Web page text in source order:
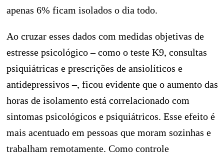
apenas 6% ficam isolados o dia todo.
Ao cruzar esses dados com medidas objetivas de
estresse psicológico – como o teste K9, consultas
psiquiátricas e prescrições de ansiolíticos e
antidepressivos –, ficou evidente que o aumento das
horas de isolamento está correlacionado com
sintomas psicológicos e psiquiátricos. Esse efeito é
mais acentuado em pessoas que moram sozinhas e
trabalham remotamente. Como controle